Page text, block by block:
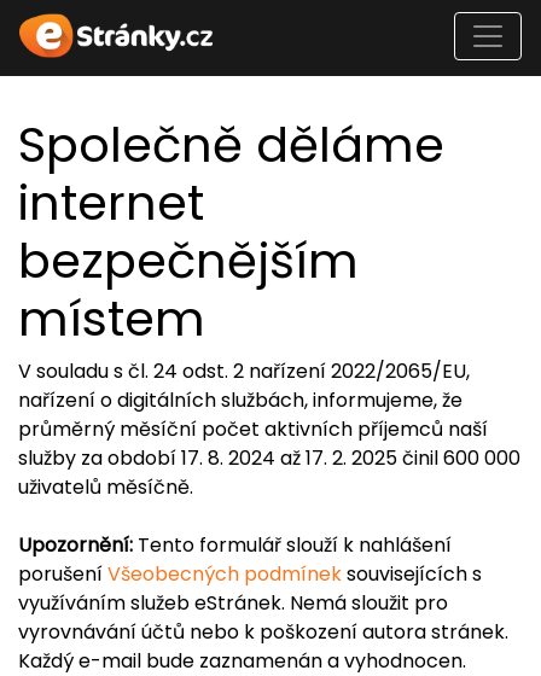
Společně děláme
internet
bezpečnějším
místem
V souladu s čl. 24 odst. 2 nařízení 2022/2065/EU,
nařízení o digitálních službách, informujeme, že
průměrný měsíční počet aktivních příjemců naší
služby za období 17. 8. 2024 až 17. 2. 2025 činil 600 000
uživatelů měsíčně.
Upozornění: Tento formulář slouží k nahlášení
porušeníVšeobecných podmíneksouvisejících s
využíváním služeb eStránek. Nemá sloužit pro
vyrovnávání účtů nebo k poškození autora stránek.
Každý e-mail bude zaznamenán a vyhodnocen.